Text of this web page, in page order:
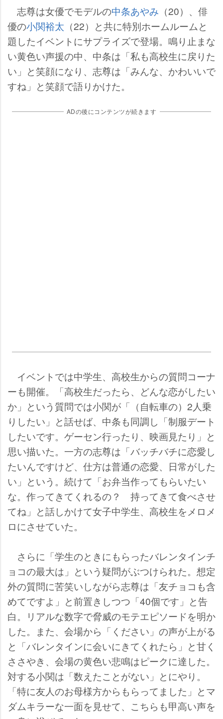
志尊は女優でモデルの中条あやみ （20）、俳
優の小関裕太 （22）と共に特別ホームルームと
題したイベントにサプライズで登場。鳴り止まな
い黄色い声援の中、中条は「私も高校生に戻りた
い」と笑顔になり、志尊は「みんな、かわいいで
すね」と笑顔で語りかけた。
ADの後にコンテンツが続きます
イベントでは中学生、高校生からの質問コーナ
ーも開催。「高校生だったら、どんな恋がしたい
か」という質問では小関が「（自転車の）2人乗
りしたい」と話せば、中条も同調し「制服デート
したいです。ゲーセン行ったり、映画見たり」と
思い描いた。一方の志尊は「バッチバチに恋愛し
たいんですけど、仕方は普通の恋愛、日常がした
い」という。続けて「お弁当作ってもらいたい
な。作ってきてくれるの？ 持ってきて食べさせ
てね」と話しかけて女子中学生、高校生をメロメ
ロにさせていた。
さらに「学生のときにもらったバレンタインチ
ョコの最大は」という疑問がぶつけられた。想定
外の質問に苦笑いしながら志尊は「友チョコも含
めてですよ」と前置きしつつ「40個です」と告
白。リアルな数字で脅威のモテエピソードを明か
した。また、会場から「ください」の声が上がる
と「バレンタインに会いにきてくれたら」と甘く
ささやき、会場の黄色い悲鳴はピークに達した。
対する小関は「数えたことがない」とにやり。
「特に友人のお母様方からもらってました」とマ
ダムキラーな一面を見せて、こちらも甲高い声を